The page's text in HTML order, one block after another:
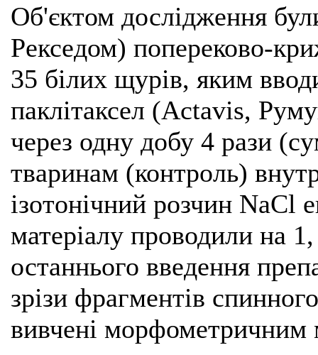
Об'єктом дослідження
Рекседом) попереково-
35 білих щурів, яким
паклітаксел (Actavis,
через одну добу 4 рази
тваринам (контроль)
ізотонічний розчин NaCl
матеріалу проводили на
останнього введення
зрізи фрагментів
вивчені морфометричним